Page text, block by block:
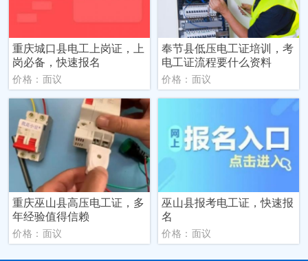
重庆城口县电工上岗证，上
岗必备，快速报名
价格：面议
奉节县低压电工证培训，考
电工证流程要什么资料
价格：面议
重庆巫山县高压电工证，多
年经验值得信赖
价格：面议
巫山县报考电工证，快速报
名
价格：面议